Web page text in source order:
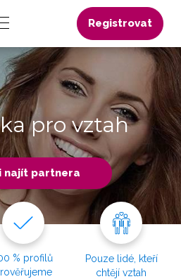
Registrovat
pro vztah
najít partnera
% profilů
Pouze lidé, kteří
chtějí vztah